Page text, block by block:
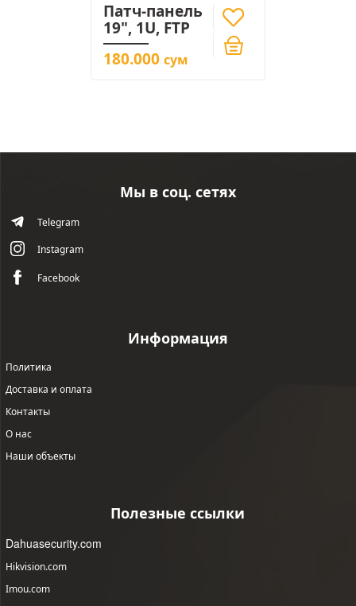
Патч-панель
19", 1U, FTP
180.000 сум
Мы в соц. сетях
Telegram
Instagram
Facebook
Информация
Политика
Доставка и оплата
Контакты
О нас
Наши объекты
Полезные ссылки
Dahuasecurity.com
Hikvision.com
Imou.com